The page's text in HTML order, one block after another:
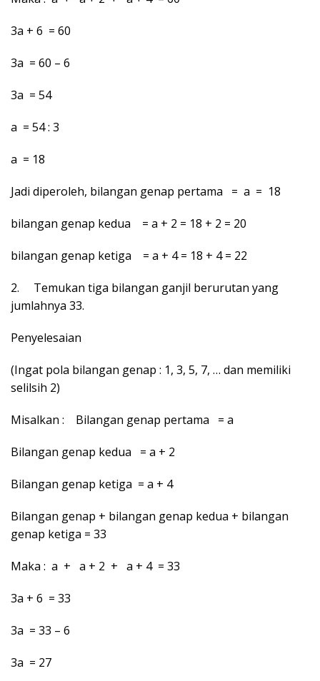
3a + 6 = 60
3a = 60 – 6
3a = 54
a = 54 : 3
a = 18
Jadi diperoleh, bilangan genap pertama = a = 18
bilangan genap kedua = a + 2 = 18 + 2 = 20
bilangan genap ketiga = a + 4 = 18 + 4 = 22
2. Temukan tiga bilangan ganjil berurutan yang
jumlahnya 33.
Penyelesaian
(Ingat pola bilangan genap : 1, 3, 5, 7, … dan memiliki
selilsih 2)
Misalkan : Bilangan genap pertama = a
Bilangan genap kedua = a + 2
Bilangan genap ketiga = a + 4
Bilangan genap + bilangan genap kedua + bilangan
genap ketiga = 33
Maka : a + a + 2 + a + 4 = 33
3a + 6 = 33
3a = 33 – 6
3a = 27